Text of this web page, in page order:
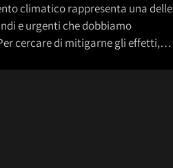
climatico rappresenta una delle
e urgenti che dobbiamo
cercare di mitigarne gli effetti,…